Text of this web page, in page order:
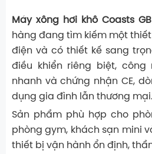
Máy xông hơi khô Coasts
hàng đang tìm kiếm một
điện và có thiết kế sang
điều khiển riêng biệt, công
nhanh và chứng nhận CE,
dụng gia đình lẫn thương mại.
Sản phẩm phù hợp cho
phòng gym, khách sạn mini
thiết bị vận hành ổn định,